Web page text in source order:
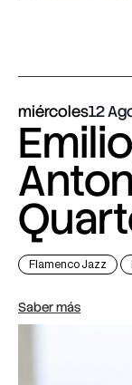
miércoles12
Flamenco Jazz
Saber más